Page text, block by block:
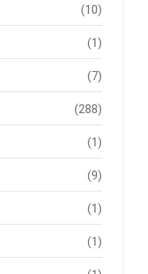
(10)
(1)
(7)
(288)
(1)
(9)
(1)
(1)